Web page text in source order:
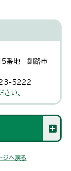
番地 釧路市
23-5222
い。
ジへ戻る